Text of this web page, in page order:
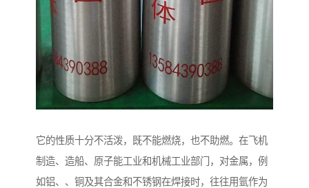
它的性质十分不活泼，既不能燃烧，也不助燃。在飞机
制造、造船、原子能工业和机械工业部门，对金属，例
如铝、、铜及其合金和不锈钢在焊接时，往往用氩作为